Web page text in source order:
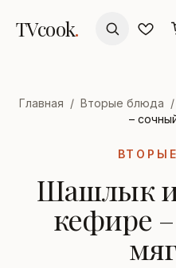
TVcook.
Главная / Вторые блюда /
–
Шашлык
кефире